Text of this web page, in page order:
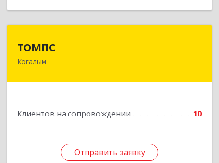
ТОМПС
Когалым
Клиентов на сопровождении 10
Отправить заявку
628484, Ханты-Мансийский Автономный округ
Подробнее
Отправить заявку